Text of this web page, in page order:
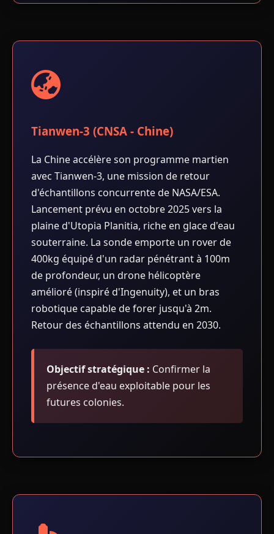
Tianwen-3 (CNSA - Chine)
La Chine accélère son programme martien
avec Tianwen-3, une mission de retour
d'échantillons concurrente de NASA/ESA.
Lancement prévu en octobre 2025 vers la
plaine d'Utopia Planitia, riche en glace d'eau
souterraine. La sonde emporte un rover de
400kg équipé d'un radar pénétrant à 100m
de profondeur, un drone hélicoptère
amélioré (inspiré d'Ingenuity), et un bras
robotique capable de forer jusqu'à 2m.
Retour des échantillons attendu en 2030.
Objectif stratégique : Confirmer la
présence d'eau exploitable pour les
futures colonies.